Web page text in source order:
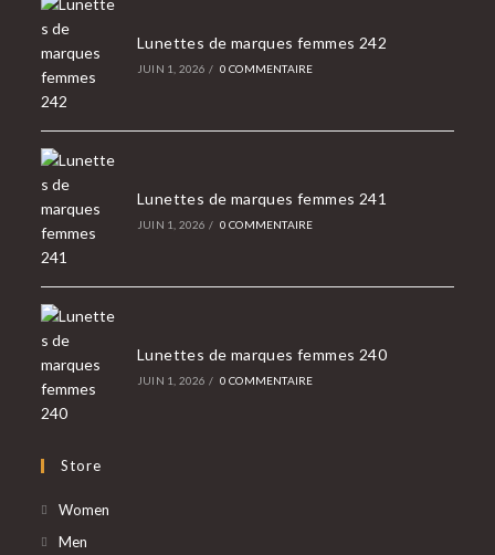
Lunettes de marques femmes 242
JUIN 1, 2026 / 0 COMMENTAIRE
Lunettes de marques femmes 241
JUIN 1, 2026 / 0 COMMENTAIRE
Lunettes de marques femmes 240
JUIN 1, 2026 / 0 COMMENTAIRE
Store
Women
Men